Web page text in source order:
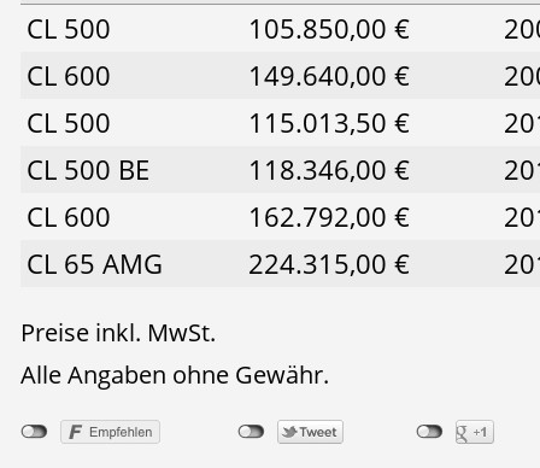
CL 500
105.850,00 €
CL 600
149.640,00 €
CL 500
115.013,50 €
CL 500 BE
118.346,00 €
CL 600
162.792,00 €
CL 65 AMG
224.315,00 €
Preise inkl. MwSt.
Alle Angaben ohne Gewähr.